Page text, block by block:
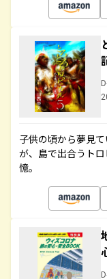
子供の頃から夢見
が、島で出合うト
憶。